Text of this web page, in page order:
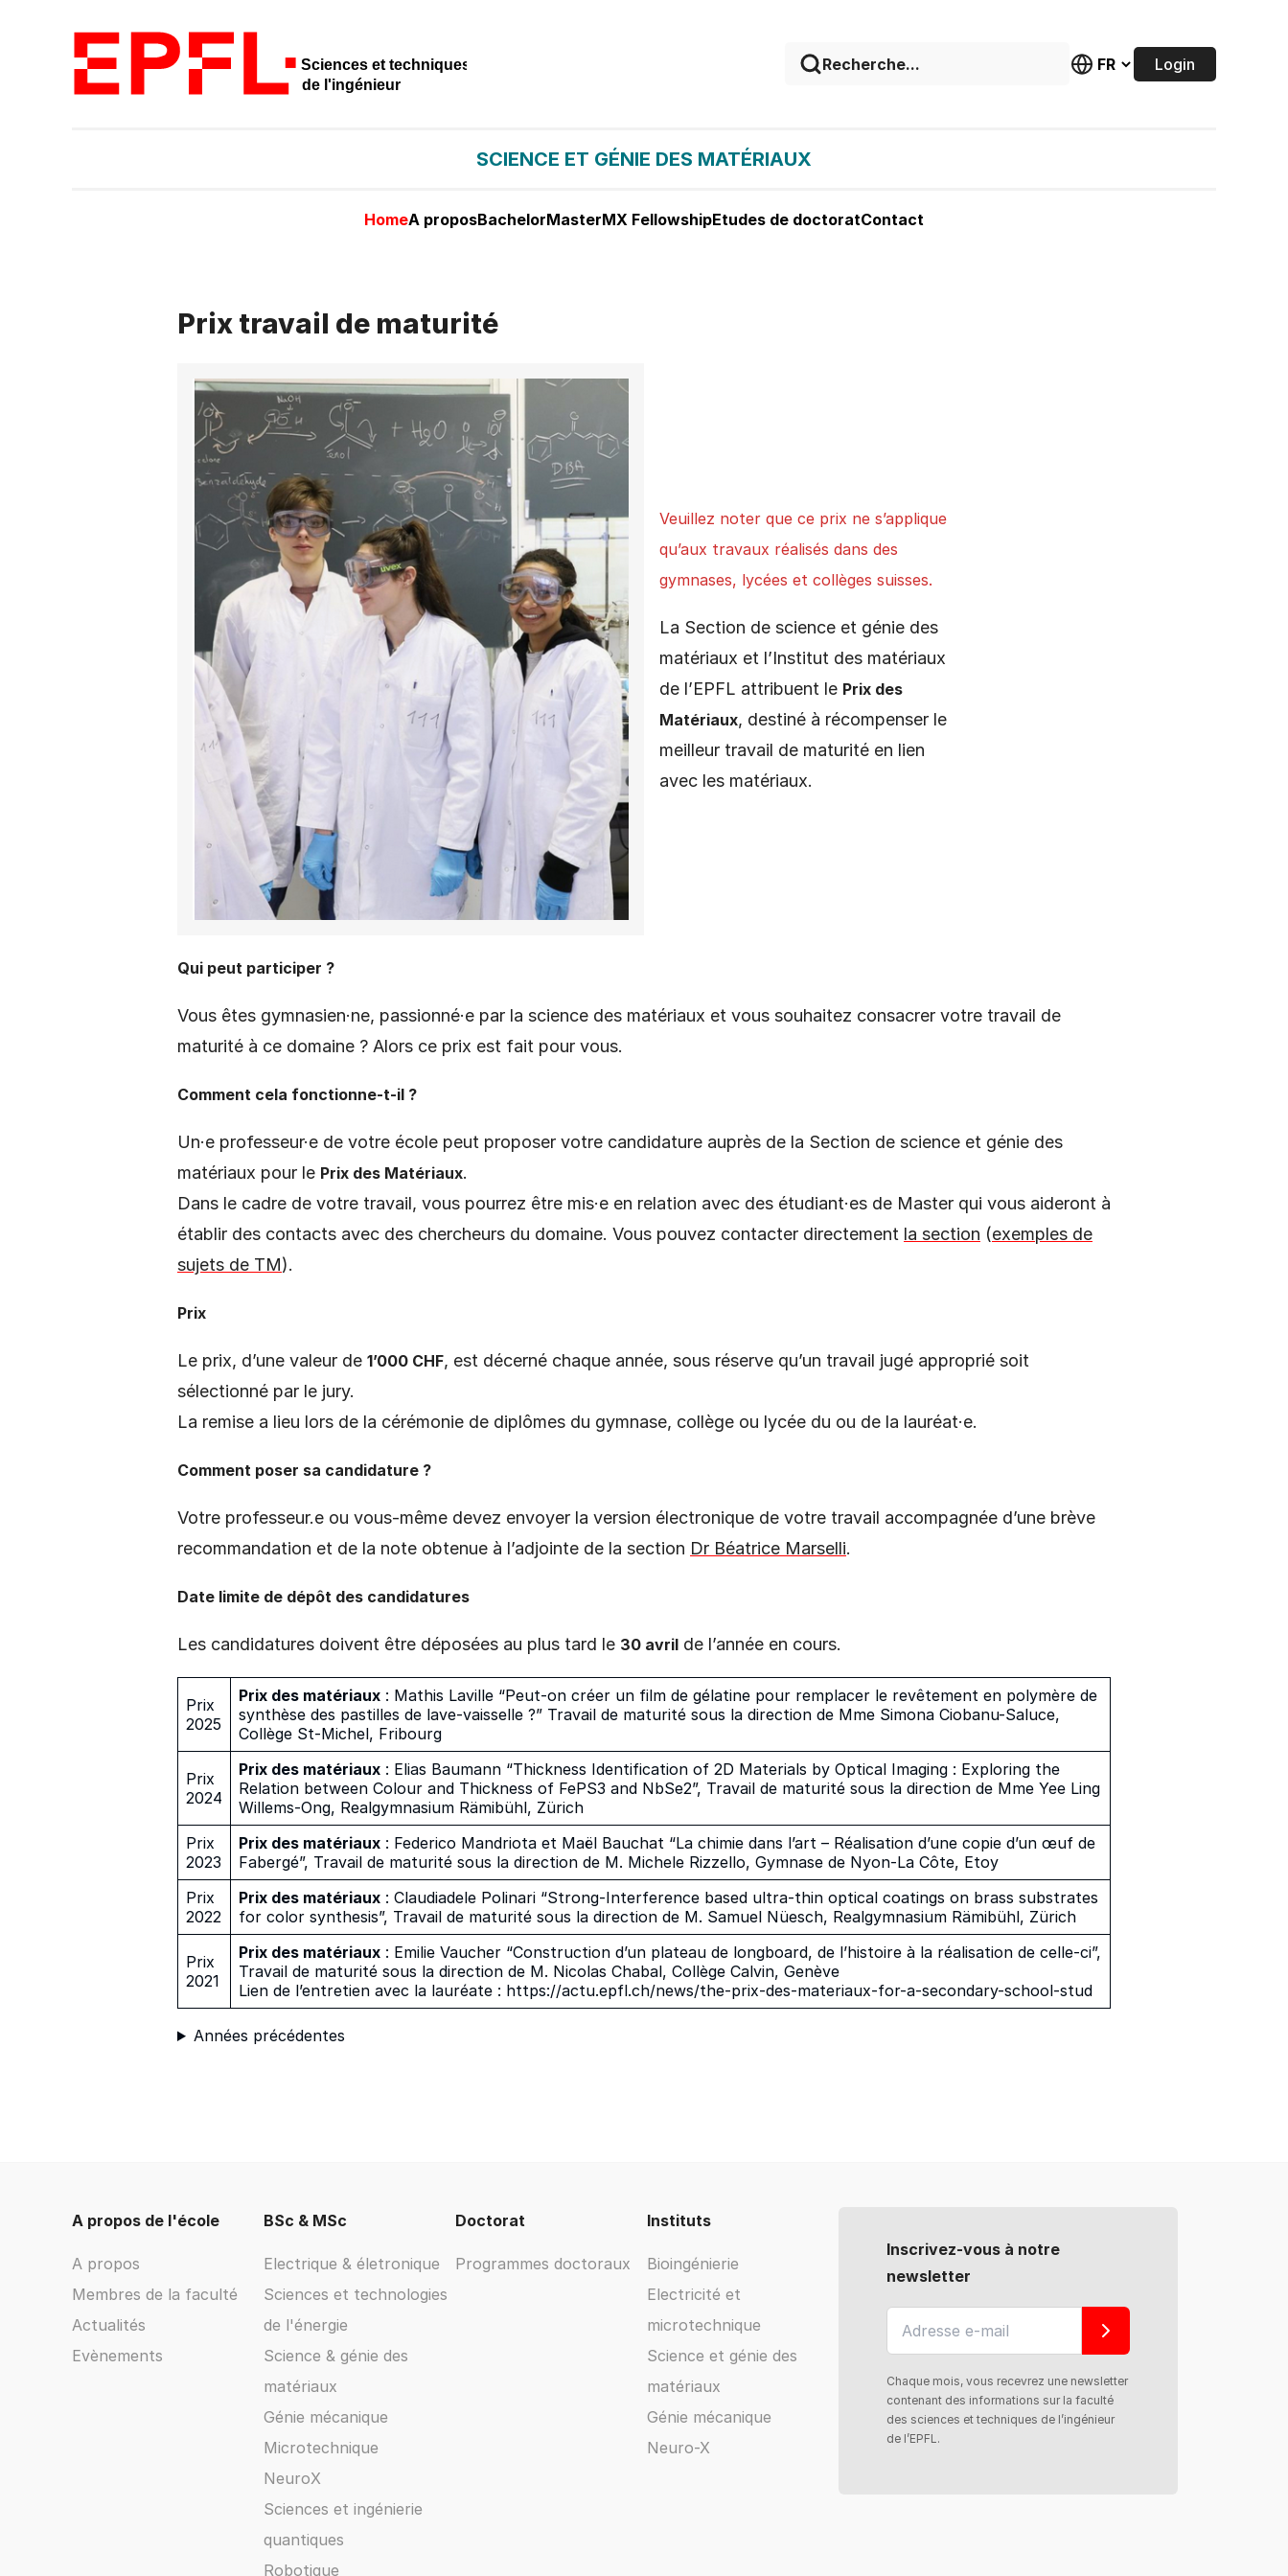
Sciences et techniques
de l'ingénieur
Login
SCIENCE ET GÉNIE DES MATÉRIAUX
HomeA proposBachelorMasterMX FellowshipEtudes de doctoratContact
Prix travail de maturité
Veuillez noter que ce prix ne s’applique
qu’aux travaux réalisés dans des
gymnases, lycées et collèges suisses.
La Section de science et génie des
matériaux et l’Institut des matériaux
de l’EPFL attribuent le Prix des
Matériaux, destiné à récompenser le
meilleur travail de maturité en lien
avec les matériaux.
Qui peut participer ?
Vous êtes gymnasien·ne, passionné·e par la science des matériaux et vous souhaitez consacrer votre travail de
maturité à ce domaine ? Alors ce prix est fait pour vous.
Comment cela fonctionne-t-il ?
Un·e professeur·e de votre école peut proposer votre candidature auprès de la Section de science et génie des
matériaux pour le Prix des Matériaux.
Dans le cadre de votre travail, vous pourrez être mis·e en relation avec des étudiant·es de Master qui vous aideront à
établir des contacts avec des chercheurs du domaine. Vous pouvez contacter directement la section (exemples de
sujets de TM).
Prix
Le prix, d’une valeur de 1’000 CHF, est décerné chaque année, sous réserve qu’un travail jugé approprié soit
sélectionné par le jury.
La remise a lieu lors de la cérémonie de diplômes du gymnase, collège ou lycée du ou de la lauréat·e.
Comment poser sa candidature ?
Votre professeur.e ou vous-même devez envoyer la version électronique de votre travail accompagnée d’une brève
recommandation et de la note obtenue à l’adjointe de la section Dr Béatrice Marselli.
Date limite de dépôt des candidatures
Les candidatures doivent être déposées au plus tard le 30 avril de l’année en cours.
Prix
2025
Prix des matériaux : Mathis Laville “Peut-on créer un film de gélatine pour remplacer le revêtement en polymère de
synthèse des pastilles de lave-vaisselle ?” Travail de maturité sous la direction de Mme Simona Ciobanu-Saluce,
Collège St-Michel, Fribourg
Prix
2024
Prix des matériaux : Elias Baumann “Thickness Identification of 2D Materials by Optical Imaging : Exploring the
Relation between Colour and Thickness of FePS3 and NbSe2”, Travail de maturité sous la direction de Mme Yee Ling
Willems-Ong, Realgymnasium Rämibühl, Zürich
Prix
2023
Prix des matériaux : Federico Mandriota et Maël Bauchat “La chimie dans l’art – Réalisation d’une copie d’un œuf de
Fabergé”, Travail de maturité sous la direction de M. Michele Rizzello, Gymnase de Nyon-La Côte, Etoy
Prix
2022
Prix des matériaux : Claudiadele Polinari “Strong-Interference based ultra-thin optical coatings on brass substrates
for color synthesis”, Travail de maturité sous la direction de M. Samuel Nüesch, Realgymnasium Rämibühl, Zürich
Prix
2021
Prix des matériaux : Emilie Vaucher “Construction d’un plateau de longboard, de l’histoire à la réalisation de celle-ci”,
Travail de maturité sous la direction de M. Nicolas Chabal, Collège Calvin, Genève
Lien de l’entretien avec la lauréate : https://actu.epfl.ch/news/the-prix-des-materiaux-for-a-secondary-school-stud
Années précédentes
A propos de l'école
A propos
Membres de la faculté
Actualités
Evènements
BSc & MSc
Electrique & életronique
Sciences et technologies
de l'énergie
Science & génie des
matériaux
Génie mécanique
Microtechnique
NeuroX
Sciences et ingénierie
quantiques
Robotique
Doctorat
Programmes doctoraux
Instituts
Bioingénierie
Electricité et
microtechnique
Science et génie des
matériaux
Génie mécanique
Neuro-X
Inscrivez-vous à notre
newsletter
Chaque mois, vous recevrez une newsletter
contenant des informations sur la faculté
des sciences et techniques de l’ingénieur
de l’EPFL.